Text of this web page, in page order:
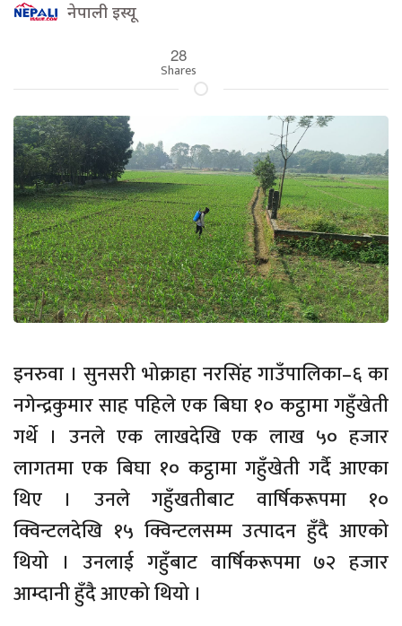
नेपाली इस्यू
28
Shares
इनरुवा । सुनसरी भोक्राहा नरसिंह गाउँपालिका–६ का
नगेन्द्रकुमार साह पहिले एक बिघा १० कट्ठामा गहुँखेती
गर्थे । उनले एक लाखदेखि एक लाख ५० हजार
लागतमा एक बिघा १० कट्ठामा गहुँखेती गर्दै आएका
थिए । उनले गहुँखतीबाट वार्षिकरूपमा १०
क्विन्टलदेखि १५ क्विन्टलसम्म उत्पादन हुँदै आएको
थियो । उनलाई गहुँबाट वार्षिकरूपमा ७२ हजार
आम्दानी हुँदै आएको थियो ।